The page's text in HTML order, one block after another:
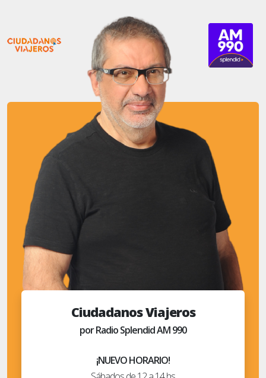
Ciudadanos Viajeros
por Radio Splendid AM 990
¡NUEVO HORARIO!